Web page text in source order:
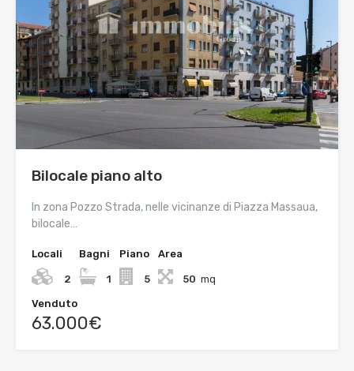
Bilocale piano alto
In zona Pozzo Strada, nelle vicinanze di Piazza Massaua,
bilocale…
Locali
2
Bagni
1
Piano
5
Area
50 mq
Venduto
63.000€